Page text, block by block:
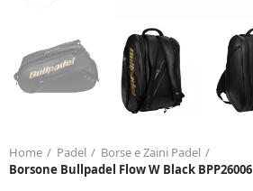
Home Padel
Borse e Zaini Padel
Borsone Bullpadel Flow W Black BPP26006